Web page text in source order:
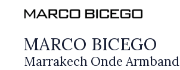
MARCO BICEGO
Marrakech Onde Armband